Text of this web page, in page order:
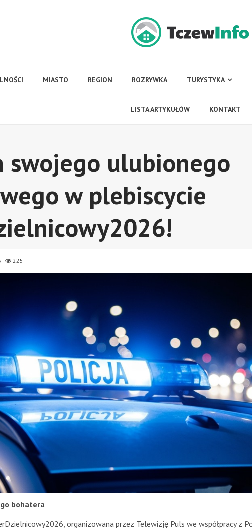
MIASTO REGION ROZRYWKA TURYSTYKA
LISTA ARTYKUŁÓW KONTAKT
swojego ulubionego
w plebiscycie
225
bohatera
organizowana przez Telewizję Puls we współpracy z